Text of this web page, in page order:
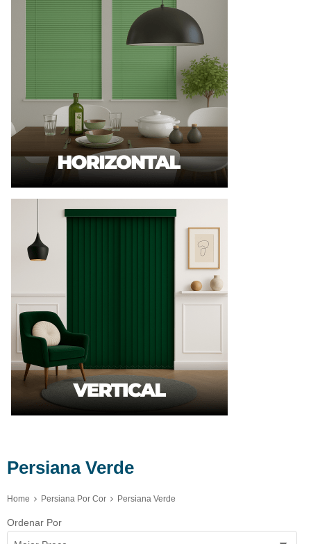
Persiana Verde
Home Persiana Por Cor Persiana Verde
Ordenar Por